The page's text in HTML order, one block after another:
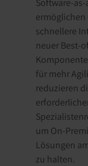
Software-as-
ermöglichen
schnellere
neuer Best-
für mehr
reduzieren
um On-
Lösungen
zu halten.